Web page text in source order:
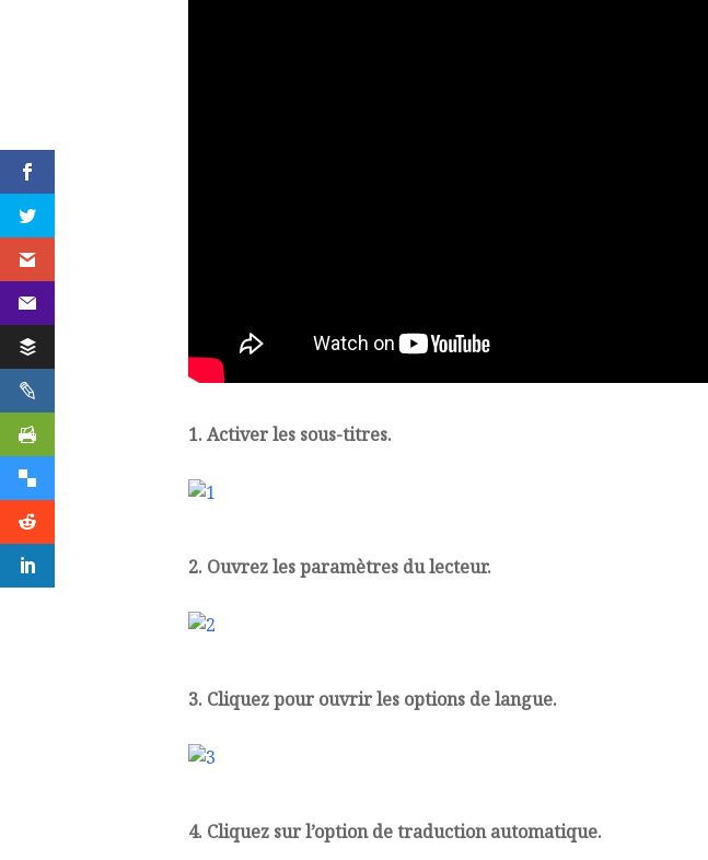
1. Activer les sous-titres.
2. Ouvrez les paramètres du lecteur.
3. Cliquez pour ouvrir les options de langue.
4. Cliquez sur l’option de traduction automatique.